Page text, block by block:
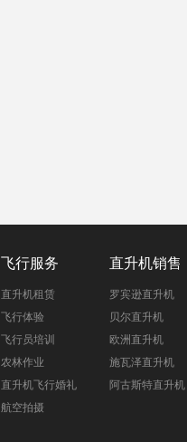
飞行服务
直升机租赁
飞行体验
飞行员培训
农林作业
直升机飞行婚礼
航空拍摄
直升机销售
罗宾逊直升机
贝尔直升机
欧洲直升机
施瓦泽直升机
阿古斯特直升机